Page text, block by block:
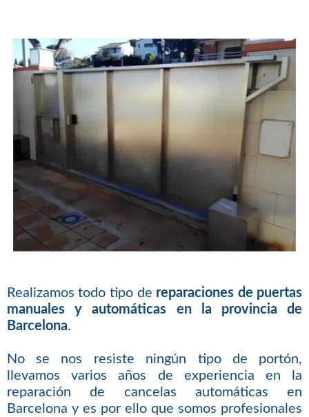
Realizamos todo tipo de reparaciones de puertas
manuales y automáticas en la provincia de
Barcelona.
No se nos resiste ningún tipo de portón,
llevamos varios años de experiencia en la
reparación de cancelas automáticas en
Barcelona y es por ello que somos profesionales